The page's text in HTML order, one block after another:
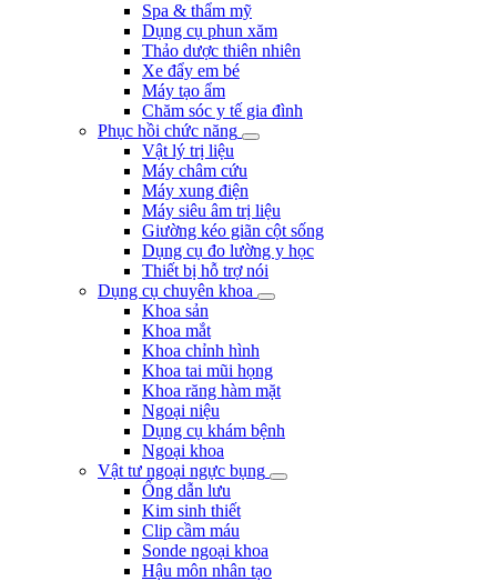
Spa & thẩm mỹ
Dụng cụ phun xăm
Thảo dược thiên nhiên
Xe đẩy em bé
Máy tạo ẩm
Chăm sóc y tế gia đình
Phục hồi chức năng
Vật lý trị liệu
Máy châm cứu
Máy xung điện
Máy siêu âm trị liệu
Giường kéo giãn cột sống
Dụng cụ đo lường y học
Thiết bị hỗ trợ nói
Dụng cụ chuyên khoa
Khoa sản
Khoa mắt
Khoa chỉnh hình
Khoa tai mũi họng
Khoa răng hàm mặt
Ngoại niệu
Dụng cụ khám bệnh
Ngoại khoa
Vật tư ngoại ngực bụng
Ống dẫn lưu
Kim sinh thiết
Clip cầm máu
Sonde ngoại khoa
Hậu môn nhân tạo